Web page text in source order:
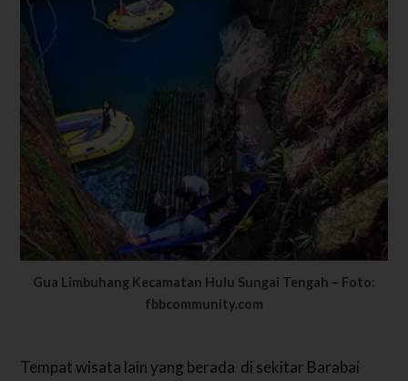
Gua Limbuhang Kecamatan Hulu Sungai Tengah – Foto:
fbbcommunity.com
Tempat wisata lain yang berada di sekitar Barabai